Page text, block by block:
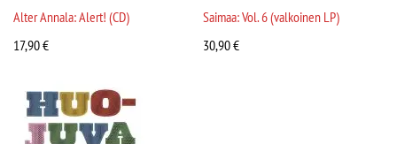
Alter Annala: Alert! (CD)
17,90€
Saimaa: Vol. 6 (valkoinen LP)
30,90€